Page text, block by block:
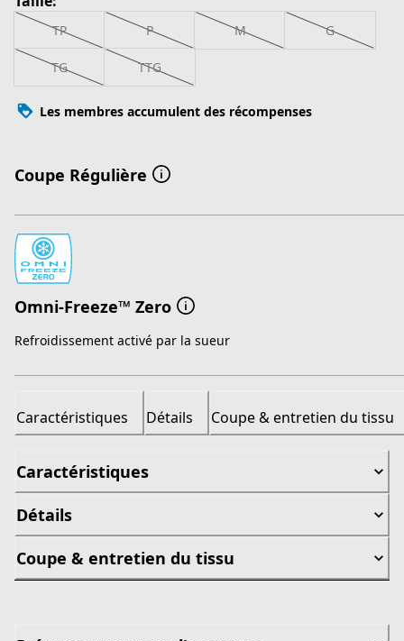
TP P M G
TG TTG
Les membres accumulent des récompenses
Coupe Régulière
Omni-Freeze™ Zero
Refroidissement activé par la sueur
Caractéristiques Détails Coupe & entretien du tissu
Caractéristiques
Détails
Coupe & entretien du tissu